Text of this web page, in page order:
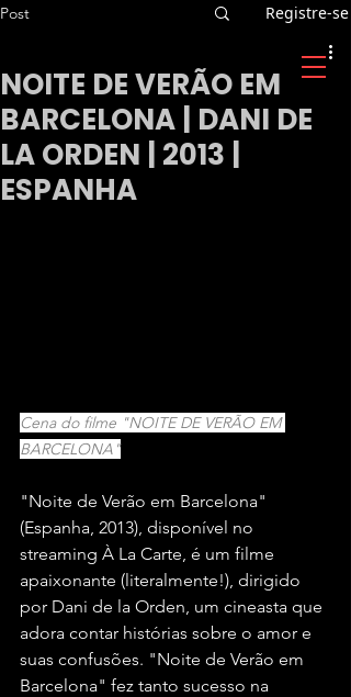
Post Registre-se
NOITE DE VERÃO EM
BARCELONA | DANI DE
LA ORDEN | 2013 |
ESPANHA
Cena do filme "NOITE DE VERÃO EM
BARCELONA"
"Noite de Verão em Barcelona"
(Espanha, 2013), disponível no
streaming À La Carte, é um filme
apaixonante (literalmente!), dirigido
por Dani de la Orden, um cineasta que
adora contar histórias sobre o amor e
suas confusões. "Noite de Verão em
Barcelona" fez tanto sucesso na